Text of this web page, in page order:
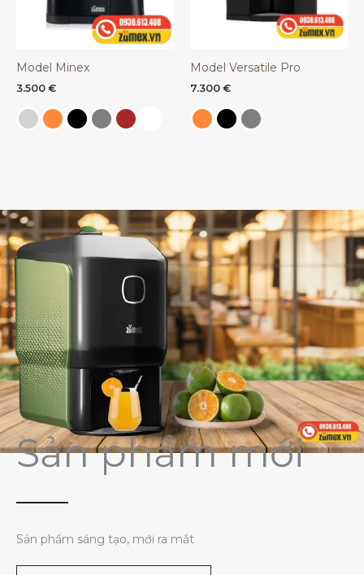
Model Minex
3.500 €
Model Versatile Pro
7.300 €
Sản phẩm mới
Sản phẩm sáng tạo, mới ra mắt